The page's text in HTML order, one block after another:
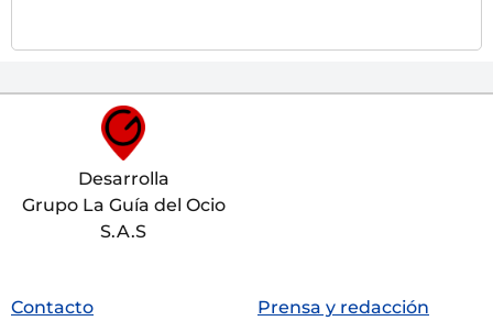
Desarrolla
Grupo La Guía del Ocio
S.A.S
Contacto
Prensa y redacción